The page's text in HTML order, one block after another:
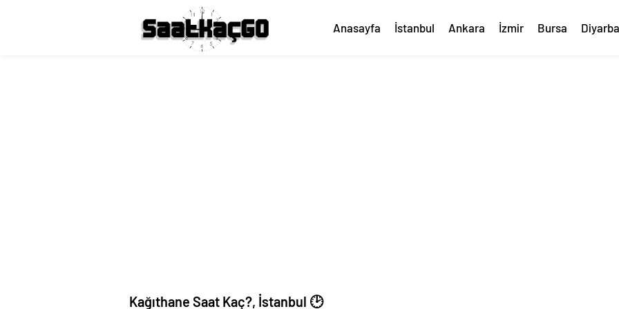
Anasayfa İstanbul Ankara İzmir Bursa
Kağıthane Saat Kaç?, İstanbul 🕑